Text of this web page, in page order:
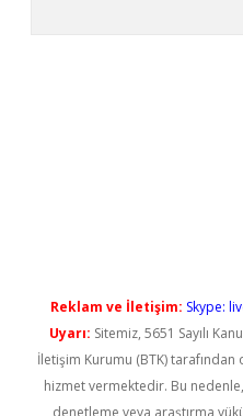
Reklam ve İletişim: Skype:
Uyarı: Sitemiz, 5651 Sayılı
İletişim Kurumu (BTK) tarafından
hizmet vermektedir. Bu
denetleme veya araştırma